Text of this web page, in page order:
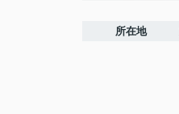
所在地